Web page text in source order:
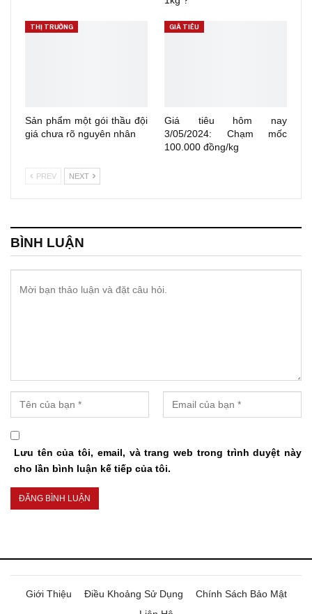
THỊ TRƯỜNG
Sản phẩm một gói thầu đội
giá chưa rõ nguyên nhân
GIÁ TIÊU
Giá tiêu hôm nay
3/05/2024: Chạm mốc
100.000 đồng/kg
PREV NEXT
BÌNH LUẬN
Lưu tên của tôi, email, và trang web trong trình duyệt này
cho lần bình luận kế tiếp của tôi.
Giới Thiệu Điều Khoảng Sử Dụng
Chính Sách Bảo Mật